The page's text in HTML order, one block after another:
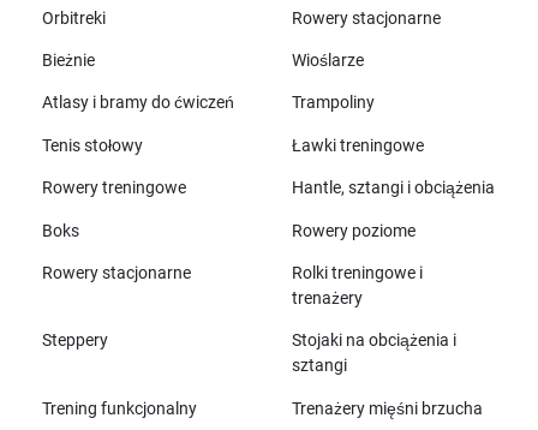
Orbitreki
Rowery stacjonarne
Bieżnie Wioślarze
Atlasy i bramy do ćwiczeń Trampoliny
Tenis stołowy Ławki treningowe
Rowery treningowe Hantle, sztangi i obciążenia
Boks Rowery poziome
Rowery stacjonarne
Rolki treningowe i
trenażery
Steppery
Stojaki na obciążenia i
sztangi
Trening funkcjonalny Trenażery mięśni brzucha